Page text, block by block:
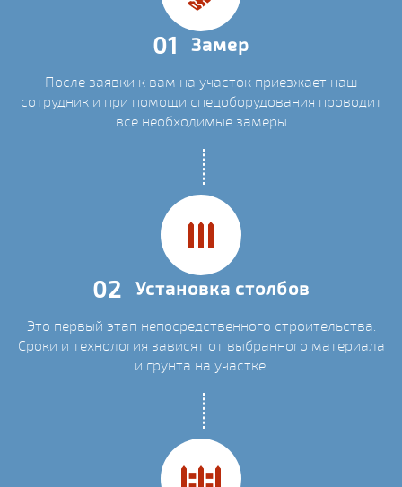
01 Замер
После заявки к вам на участок приезжает наш
сотрудник и при помощи спецоборудования проводит
все необходимые замеры
02 Установка столбов
Это первый этап непосредственного строительства.
Сроки и технология зависят от выбранного материала
и грунта на участке.